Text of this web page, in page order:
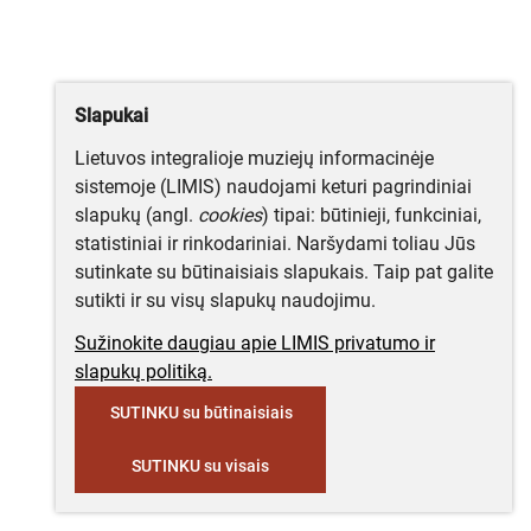
Slapukai
Lietuvos integralioje muziejų informacinėje
sistemoje (LIMIS) naudojami keturi pagrindiniai
slapukų (angl. cookies) tipai: būtinieji, funkciniai,
statistiniai ir rinkodariniai. Naršydami toliau Jūs
sutinkate su būtinaisiais slapukais. Taip pat galite
sutikti ir su visų slapukų naudojimu.
Sužinokite daugiau apie LIMIS privatumo ir
slapukų politiką.
SUTINKU su būtinaisiais
SUTINKU su visais